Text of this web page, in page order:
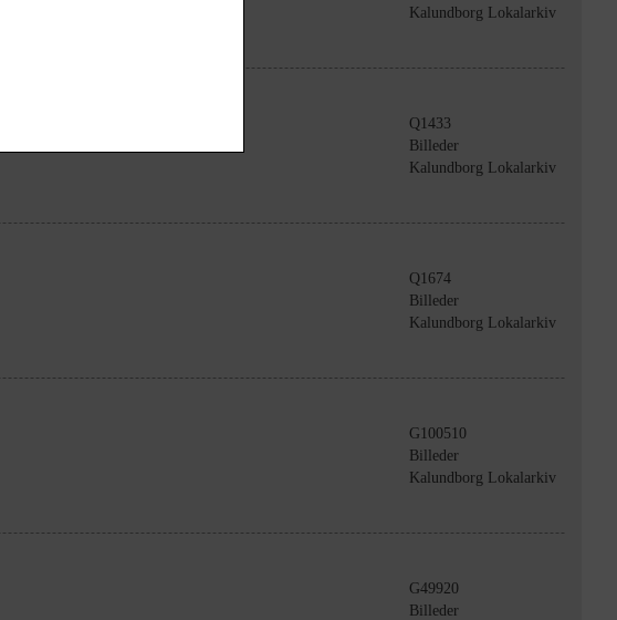
Kalundborg Lokalarkiv
Q1433
Billeder
Kalundborg Lokalarkiv
Q1674
Billeder
Kalundborg Lokalarkiv
G100510
Billeder
Kalundborg Lokalarkiv
G49920
Billeder